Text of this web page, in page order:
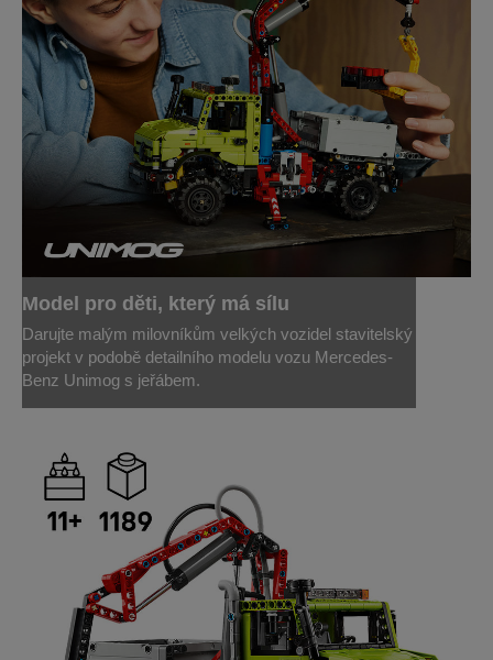
Model pro děti, který má sílu
Darujte malým milovníkům velkých vozidel stavitelský
projekt v podobě detailního modelu vozu Mercedes-
Benz Unimog s jeřábem.